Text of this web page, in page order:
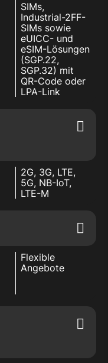
SIMs,
Industrial-2FF-
SIMs sowie
eUICC- und
eSIM-Lösungen
(SGP.22,
SGP.32) mit
QR-Code oder
LPA-Link
2G, 3G, LTE,
5G, NB-IoT,
LTE-M
Flexible
Angebote